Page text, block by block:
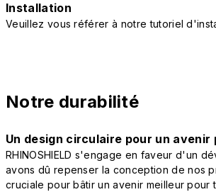
Installation
Veuillez vous référer à notre tutoriel
Notre durabilité
Un design circulaire pour un avenir
RHINOSHIELD s'engage en faveur d'un
avons dû repenser la conception de nos
cruciale pour bâtir un avenir meilleur pour